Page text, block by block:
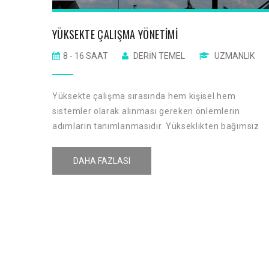
YÜKSEKTE ÇALIŞMA YÖNETIMI
8 - 16 SAAT DERIN TEMEL UZMANLIK
Yüksekte çalışma sırasında hem kişisel hem
sistemler olarak alınması gereken önlemlerin
adımların tanımlanmasıdır. Yükseklikten bağımsız
tanımına girer. (örn. Kazı alanına yakın çalışmalar,
DAHA FAZLASI